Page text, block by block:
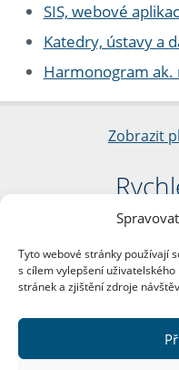
Tyto webové stránky používají
s cílem vylepšení
stránek a zjištění zdroje
SIS, webové
Katedry, ústavy a
Harmonogram ak.
Zobrazit
nám.
DIČ: